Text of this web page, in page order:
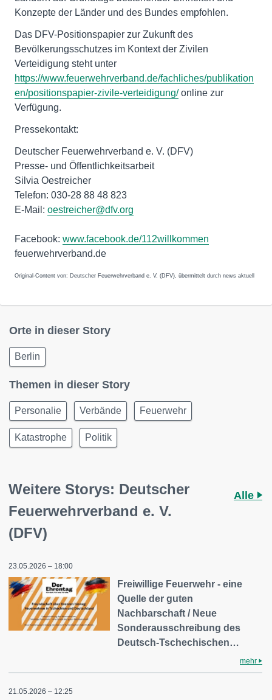
Konzepte der Länder und des Bundes empfohlen.
Das DFV-Positionspapier zur Zukunft des
Bevölkerungsschutzes im Kontext der Zivilen
Verteidigung steht unter
https://www.feuerwehrverband.de/fachliches/publikation
en/positionspapier-zivile-verteidigung/online zur
Verfügung.
Pressekontakt:
Deutscher Feuerwehrverband e. V. (DFV)
Presse- und Öffentlichkeitsarbeit
Silvia Oestreicher
Telefon: 030-28 88 48 823
E-Mail: oestreicher@dfv.org
Facebook: www.facebook.de/112willkommen
feuerwehrverband.de
Original-Content von: Deutscher Feuerwehrverband e. V. (DFV), übermittelt durch news aktuell
Orte in dieser Story
Berlin
Themen in dieser Story
Personalie Verbände Feuerwehr
Katastrophe Politik
Weitere Storys: Deutscher
Feuerwehrverband e. V.
(DFV)
Alle
23.05.2026 – 18:00
Freiwillige Feuerwehr - eine
Quelle der guten
Nachbarschaft / Neue
Sonderausschreibung des
Deutsch-Tschechischen…
mehr
21.05.2026 – 12:25